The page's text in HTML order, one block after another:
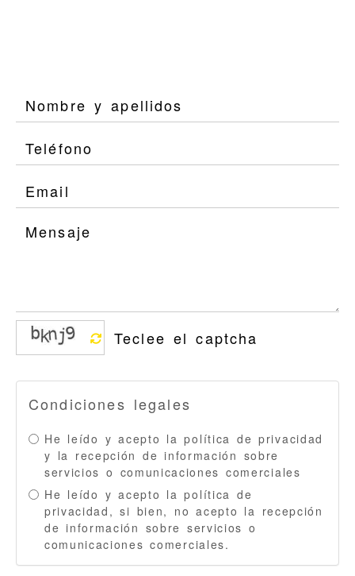
Condiciones legales
He leído y acepto lapolítica de privacidad
y la recepción de información sobre
servicios o comunicaciones comerciales
He leído y acepto lapolítica de
privacidad , si bien, no acepto la recepción
de información sobre servicios o
comunicaciones comerciales.